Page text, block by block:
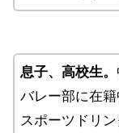
息子、高校生。
バレー部に在
スポーツドリン